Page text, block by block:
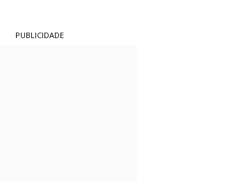
PUBLICIDADE